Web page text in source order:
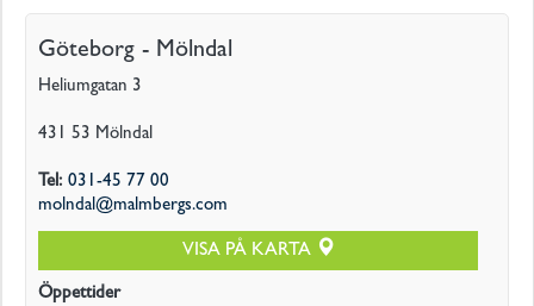
Göteborg - Mölndal
Heliumgatan 3
431 53 Mölndal
Tel: 031-45 77 00
molndal@malmbergs.com
VISA PÅ KARTA
Öppettider